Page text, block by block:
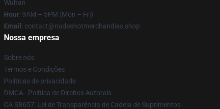
Wuhan
Hour: 9AM – 5PM (Mon – Fri)
Email : contact@nadeshotmerchandise.shop
Nossa empresa
Sobre nós
Termos e Condições
Políticas de privacidade
DMCA - Política de Direitos Autorais
CA SB657: Lei de Transparência de Cadeia de Suprimentos